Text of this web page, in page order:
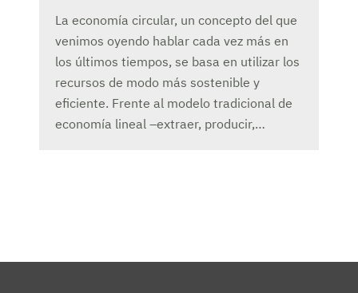
La economía circular, un concepto del que
venimos oyendo hablar cada vez más en
los últimos tiempos, se basa en utilizar los
recursos de modo más sostenible y
eficiente. Frente al modelo tradicional de
economía lineal –extraer, producir,…